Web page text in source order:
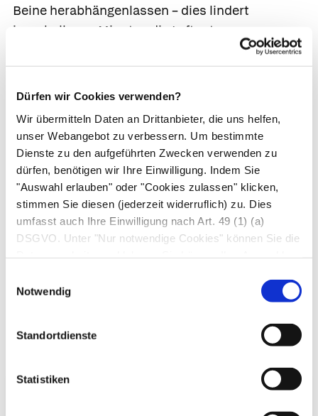
Dürfen wir Cookies verwenden?
Wir übermitteln Daten an Drittanbieter, die uns helfen,
unser Webangebot zu verbessern. Um bestimmte
Dienste zu den aufgeführten Zwecken verwenden zu
dürfen, benötigen wir Ihre Einwilligung. Indem Sie
"Auswahl erlauben" oder "Cookies zulassen" klicken,
stimmen Sie diesen (jederzeit widerruflich) zu. Dies
umfasst auch Ihre Einwilligung nach Art. 49 (1) (a)
DSGVO. Unter "Nur notwendige Cookies" können Sie die
Notwendig
Standortdienste
Statistiken
Beine herabhängenlassen – dies lindert
innerhalb von Minuten die Luftnot.
schweren Fällen sogar per Beatmung. Mit
Medikamenten wieFurosemid(z. B. Lasix®)
fördert die Ärzt*in die Harnausscheidung und
damit die Entfernung des Wassers aus der
Lunge. Gefäßerweiternde Medikamente wie
beispielsweiseNitratesenken den Druck in den
Lungengefäßen zusätzlich und entlasten das
Herz. Je nach Ursache wird Kortisonintravenös
gespritzt oder, falls Reizgase inhaliert wurden,
auch als Spray verabreicht. Ein Bluthochdruck,
einHerzinfarkt
oder andere Ursachen werden
selbstverständlich entsprechend behandelt.